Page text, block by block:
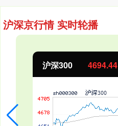
沪深京行情 实时轮播
沪深300 4694.44